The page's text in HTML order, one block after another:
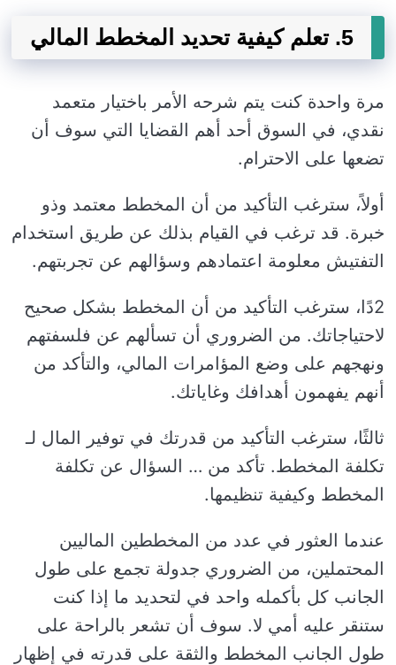
5. تعلم كيفية تحديد المخطط المالي
مرة واحدة كنت يتم شرحه الأمر باختيار متعمد
نقدي، في السوق أحد أهم القضايا التي سوف أن
تضعها على الاحترام.
أولاً، سترغب التأكيد من أن المخطط معتمد وذو
خبرة. قد ترغب في القيام بذلك عن طريق استخدام
التفتيش معلومة اعتمادهم وسؤالهم عن تجربتهم.
2دًا، سترغب التأكيد من أن المخطط بشكل صحيح
لاحتياجاتك. من الضروري أن تسألهم عن فلسفتهم
ونهجهم على وضع المؤامرات المالي، والتأكد من
أنهم يفهمون أهدافك وغاياتك.
ثالثًا، سترغب التأكيد من قدرتك في توفير المال لـ
تكلفة المخطط. تأكد من … السؤال عن تكلفة
المخطط وكيفية تنظيمها.
عندما العثور في عدد من المخططين الماليين
المحتملين، من الضروري جدولة تجمع على طول
الجانب كل بأكمله واحد في لتحديد ما إذا كنت
ستنقر عليه أمي لا. سوف أن تشعر بالراحة على
طول الجانب المخطط والثقة على قدرته في إظهار